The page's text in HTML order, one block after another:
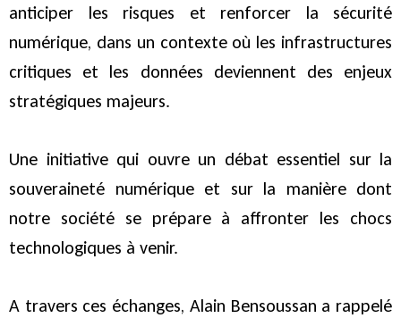
anticiper les risques et renforcer la sécurité
numérique, dans un contexte où les infrastructures
critiques et les données deviennent des enjeux
stratégiques majeurs.
Une initiative qui ouvre un débat essentiel sur la
souveraineté numérique et sur la manière dont
notre société se prépare à affronter les chocs
technologiques à venir.
A travers ces échanges, Alain Bensoussan a rappelé